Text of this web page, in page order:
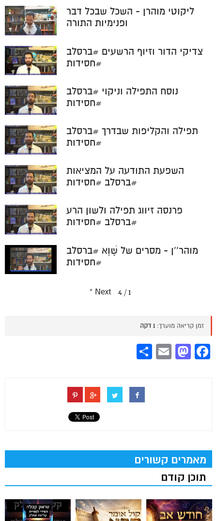
ליקוטי מוהרן - השכל שבכל דבר
ופנימיות התורה
צדיקי הדור וזיוף הרשעים #ברסלב
#חסידות
נוסח התפילה וניקוי #ברסלב
#חסידות
תפילה והקליפות שבדרך #ברסלב
#חסידות
השפעת התודעה על המציאות
#ברסלב #חסידות
פרנסה זיווג תפילה ולשון הרע
#ברסלב #חסידות
מוהר''ן - מסרים של שָּׁוְא #ברסלב
#חסידות
1
/
4
Next
»
זמן קריאה מוערך: 1 דקה
Facebook
Mastodon
Email
מאמרים קשורים
תוכן קודם